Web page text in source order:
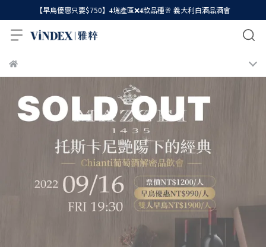
【早鳥優惠只要$750】𝟒塊產區❌𝟒款品種🥂 義大利白酒品酒會